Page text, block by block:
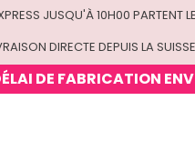
JUSQU'À 10H00 PARTENT
DIRECTE DEPUIS LA SUISSE
DE FABRICATION